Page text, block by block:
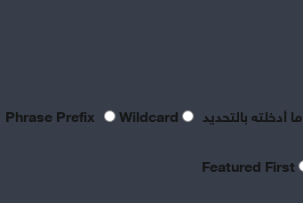
ما أدخلته بالتحديد
Wildcard
واقع الصناعة النسيجية
السورية: «عن جد نزعتا»
تنظيم العمال: ضرورة